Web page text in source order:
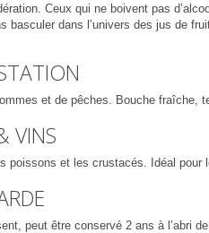
Ceux qui ne boivent pas
basculer dans l’univers des jus de
et de pêches. Bouche fraîche,
VINS
poissons et les crustacés. Idéal
peut être conservé 2 ans à l’abri